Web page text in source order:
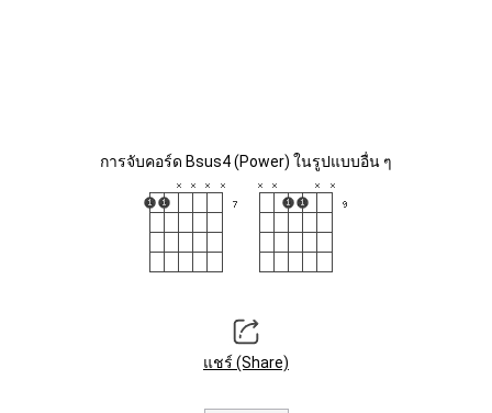
การจับคอร์ด Bsus4 (Power) ในรูปแบบอื่น ๆ
แชร์ (Share)